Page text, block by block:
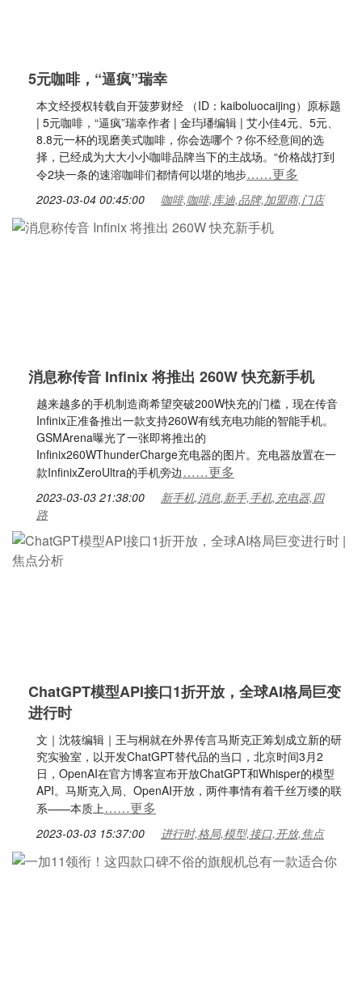
5元咖啡，“逼疯”瑞幸
本文经授权转载自开菠萝财经 （ID：kaiboluocaijing）原标题
| 5元咖啡，“逼疯”瑞幸作者 | 金玙璠编辑 | 艾小佳4元、5元、
8.8元一杯的现磨美式咖啡，你会选哪个？你不经意间的选
择，已经成为大大小小咖啡品牌当下的主战场。“价格战打到
令2块一条的速溶咖啡们都情何以堪的地步……更多
2023-03-04 00:45:00 咖啡,咖啡,库迪,品牌,加盟商,门店
消息称传音 Infinix 将推出 260W 快充新手机
越来越多的手机制造商希望突破200W快充的门槛，现在传音
Infinix正准备推出一款支持260W有线充电功能的智能手机。
GSMArena曝光了一张即将推出的
Infinix260WThunderCharge充电器的图片。充电器放置在一
款InfinixZeroUltra的手机旁边……更多
2023-03-03 21:38:00
新手机,消息,新手,手机,充电器,四
路
ChatGPT模型API接口1折开放，全球AI格局巨变
进行时
文｜沈筱编辑｜王与桐就在外界传言马斯克正筹划成立新的研
究实验室，以开发ChatGPT替代品的当口，北京时间3月2
日，OpenAI在官方博客宣布开放ChatGPT和Whisper的模型
API。马斯克入局、OpenAI开放，两件事情有着千丝万缕的联
系——本质上……更多
2023-03-03 15:37:00 进行时,格局,模型,接口,开放,焦点